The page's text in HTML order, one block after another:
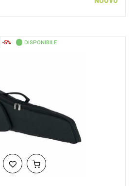
-5% DISPONIBILE